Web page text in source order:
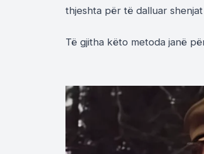
thjeshta për të dalluar
Të gjitha këto metoda janë